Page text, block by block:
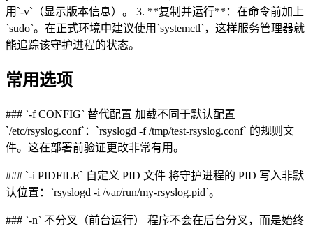
用`-v`（显示版本信息）。 3. **复制并运行**：在命令前加上
`sudo`。在正式环境中建议使用`systemctl`，这样服务管理器就
能追踪该守护进程的状态。
常用选项
### `-f CONFIG` 替代配置 加载不同于默认配置
`/etc/rsyslog.conf`：`rsyslogd -f /tmp/test-rsyslog.conf` 的规则文
件。这在部署前验证更改非常有用。
### `-i PIDFILE` 自定义 PID 文件 将守护进程的 PID 写入非默
认位置：`rsyslogd -i /var/run/my-rsyslog.pid`。
### `-n` 不分叉（前台运行） 程序不会在后台分叉，而是始终